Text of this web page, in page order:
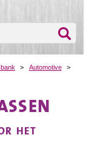
> Automotive
>
HET